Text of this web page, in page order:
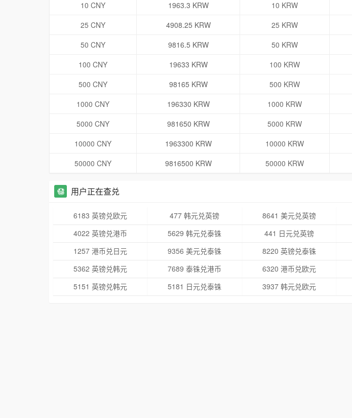
10 CNY
1963.3 KRW 10 KRW
25 CNY
4908.25 KRW 25 KRW
50 CNY
9816.5 KRW 50 KRW
100 CNY
19633 KRW 100 KRW
500 CNY
98165 KRW 500 KRW
1000 CNY
196330 KRW 1000 KRW
5000 CNY
981650 KRW 5000 KRW
10000 CNY
1963300 KRW 10000 KRW
50000 CNY
9816500 KRW 50000 KRW
用户正在查兑
6183 英镑兑欧元 477 韩元兑英镑 8641 美元兑英镑
4022 英镑兑港币
5629 韩元兑泰铢 441 日元兑英镑
1257 港币兑日元
9356 美元兑泰铢 8220 英镑兑泰铢
5362 英镑兑韩元
7689 泰铢兑港币 6320 港币兑欧元
5151 英镑兑韩元
5181 日元兑泰铢 3937 韩元兑欧元